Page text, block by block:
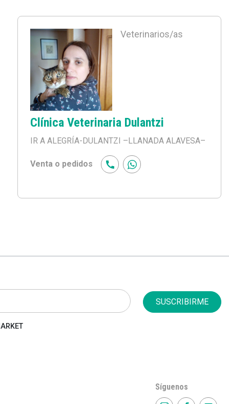
Veterinarios/as
Clínica Veterinaria Dulantzi
IR A ALEGRÍA-DULANTZI –LLANADA ALAVESA–
Venta o pedidos
SUSCRIBIRME
Síguenos